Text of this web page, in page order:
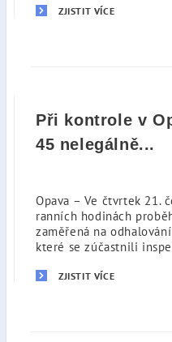
ZJISTIT VÍCE
Při kontrole v
45 nelegálně...
Opava – Ve čtvrtek 21.
ranních hodinách
zaměřená na
které se zúčastnili
ZJISTIT VÍCE